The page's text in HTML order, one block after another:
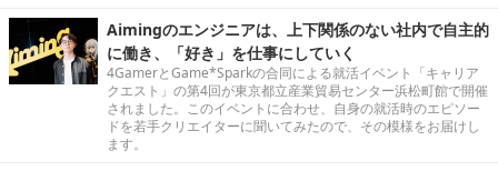
Aimingのエンジニアは、上下関係のない社内で自主的
に働き、「好き」を仕事にしていく
4GamerとGame*Sparkの合同による就活イベント「キャリア
クエスト」の第4回が東京都立産業貿易センター浜松町館で開催
されました。このイベントに合わせ、自身の就活時のエピソー
ドを若手クリエイターに聞いてみたので、その模様をお届けし
ます。